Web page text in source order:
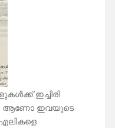
ഇച്ചിരി
ആണോ ഇവയുടെ